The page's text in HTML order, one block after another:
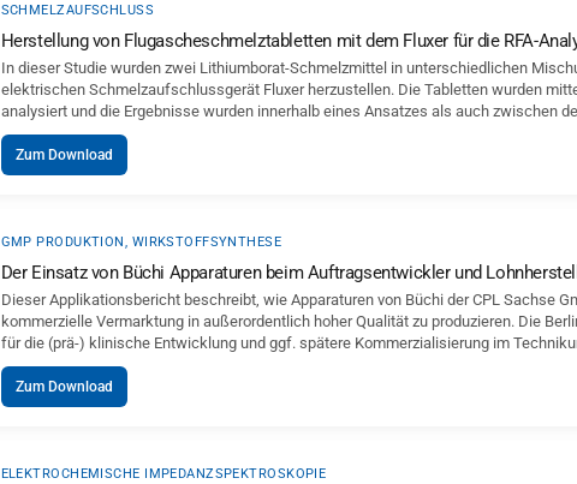
SCHMELZAUFSCHLUSS
Herstellung von Flugascheschmelztabletten mit dem Fluxer für die RFA-
In dieser Studie wurden zwei Lithiumborat-Schmelzmittel in unterschiedlichen
elektrischen Schmelzaufschlussgerät Fluxer herzustellen. Die Tabletten wurden
analysiert und die Ergebnisse wurden innerhalb eines Ansatzes als auch zwischen
Zum Download
GMP PRODUKTION, WIRKSTOFFSYNTHESE
Der Einsatz von Büchi Apparaturen beim Auftragsentwickler und
Dieser Applikationsbericht beschreibt, wie Apparaturen von Büchi der CPL Sachse
kommerzielle Vermarktung in außerordentlich hoher Qualität zu produzieren. Die
für die (prä-) klinische Entwicklung und ggf. spätere Kommerzialisierung im
Zum Download
ELEKTROCHEMISCHE IMPEDANZSPEKTROSKOPIE